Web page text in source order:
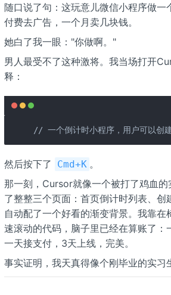
随口说了句：这玩意儿微信小程序做一
付费去广告，一个月卖几块钱。
她白了我一眼："你做啊。"
男人最受不了这种激将。我当场打开
释：
// 一个倒计时小程序，用户可以创
然后按下了 Cmd+K 。
那一刻，Cursor就像一个被打了鸡血
了整整三个页面：首页倒计时列表、创
自动配了一个好看的渐变背景。我靠在
速滚动的代码，脑子里已经在算账了：
一天接支付，3天上线，完美。
事实证明，我天真得像个刚毕业的实习